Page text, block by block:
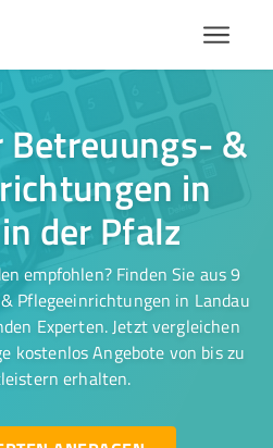
&
in
der Pfalz
empfohlen? Finden Sie aus 9
Pflegeeinrichtungen in Landau
Experten. Jetzt vergleichen
kostenlos Angebote von bis zu
erhalten.